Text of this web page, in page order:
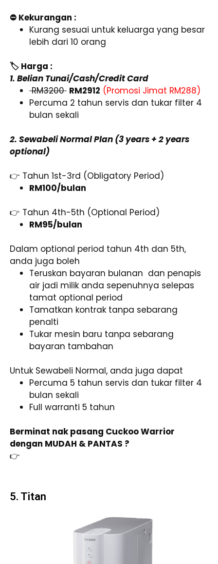
⛔ Kekurangan :
Kurang sesuai untuk keluarga yang besar
lebih dari 10 orang
🏷️ Harga :
1. Belian Tunai/Cash/Credit Card
RM3200 RM2912 (Promosi Jimat RM288)
Percuma 2 tahun servis dan tukar filter 4
bulan sekali
2. Sewabeli Normal Plan (3 years + 2 years
optional)
👉 Tahun 1st-3rd (Obligatory Period)
RM100/bulan
👉 Tahun 4th-5th (Optional Period)
RM95/bulan
Dalam optional period tahun 4th dan 5th,
anda juga boleh
Teruskan bayaran bulanan dan penapis
air jadi milik anda sepenuhnya selepas
tamat optional period
Tamatkan kontrak tanpa sebarang
penalti
Tukar mesin baru tanpa sebarang
bayaran tambahan
Untuk Sewabeli Normal, anda juga dapat
Percuma 5 tahun servis dan tukar filter 4
bulan sekali
Full warranti 5 tahun
Berminat nak pasang Cuckoo Warrior
dengan MUDAH & PANTAS ?
👉
5. Titan